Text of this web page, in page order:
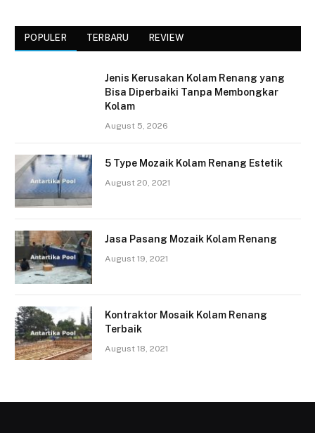
POPULER TERBARU REVIEW
Jenis Kerusakan Kolam Renang yang
Bisa Diperbaiki Tanpa Membongkar
Kolam
August 5, 2026
5 Type Mozaik Kolam Renang Estetik
August 20, 2021
Jasa Pasang Mozaik Kolam Renang
August 19, 2021
Kontraktor Mosaik Kolam Renang
Terbaik
August 18, 2021